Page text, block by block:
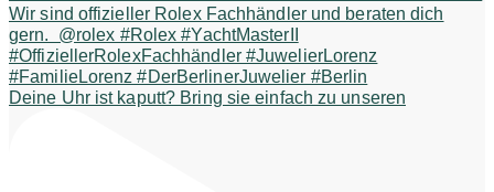
Deine Uhr ist kaputt? Bring sie einfach zu unseren